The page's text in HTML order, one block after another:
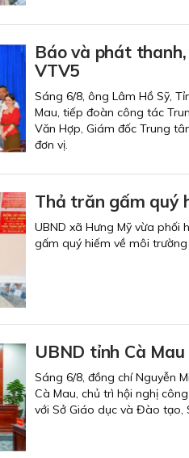
Báo và phát
VTV5
Sáng 6/8, ông Lâm Hồ Sỹ,
Mau, tiếp đoàn công tác
Văn Hợp, Giám đốc Trung
đơn vị.
Thả trăn gấm quý
UBND xã Hưng Mỹ vừa phối
gấm quý hiếm về môi
UBND tỉnh Cà
Sáng 6/8, đồng chí Nguyễn
Cà Mau, chủ trì hội nghị
với Sở Giáo dục và Đào tạo,